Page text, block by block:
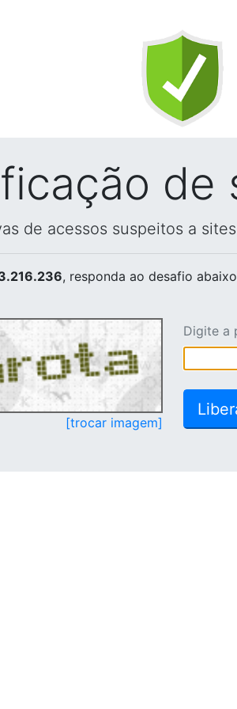
de
de acessos suspeitos a
, responda ao desafio
[trocar imagem]
Digite a